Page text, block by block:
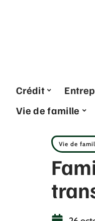
Crédit
Vie de famille
Vie de